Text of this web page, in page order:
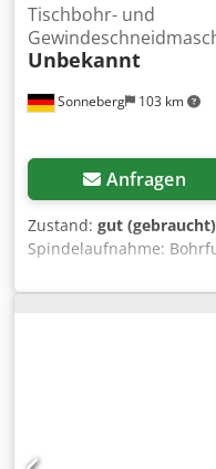
Sonneberg 103 km
Tischbohr- und
Unbekannt
Anfragen
Zustand: gut (gebraucht)
Spindelaufnahme:
Durchmesser
Spindelseiteseite: 38;
Motordrehzahl: 800 U/
mm Dksdpjh Hrkisfx
Tisch – Bohfutter max:
min: 130 mm Tisch: 400
mm Gesamtanschluss:
Bohrfutter Zustand: gut
1.450 mm